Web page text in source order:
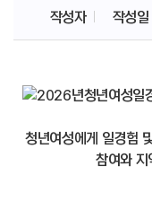
작성자 작성일
청년여성에게 일경험
참여와 지